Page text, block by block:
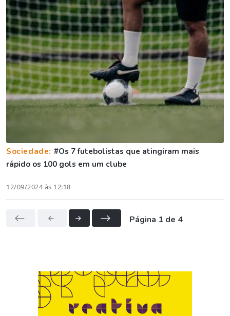
Sociedade: #Os 7 futebolistas que atingiram mais
rápido os 100 gols em um clube
12/09/2024 às 12:18
Página 1 de 4